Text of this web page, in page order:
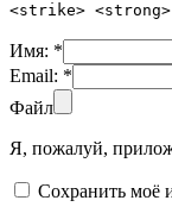
<strike> <strong>
Имя: *
Email: *
Файл
Я, пожалуй,
Сохранить моё